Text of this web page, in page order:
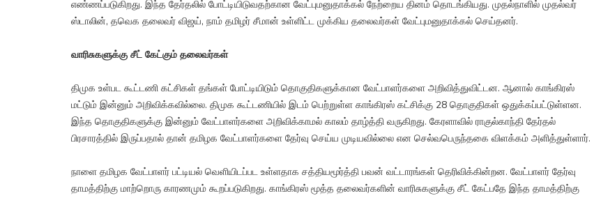
எண்ணப்படுகிறது. இந்த தேர்தலில் போட்டியிடுவதற்கான வேட்புமனுதாக்கல் நேற்றைய தினம் தொடங்கியது. முதல்நாளில் முதல்வர்
ஸ்டாலின், தவெக தலைவர் விஜய், நாம் தமிழர் சீமான் உள்ளிட்ட முக்கிய தலைவர்கள் வேட்புமனுதாக்கல் செய்தனர்.
வாரிசுகளுக்கு சீட் கேட்கும் தலைவர்கள்
திமுக உள்பட கூட்டணி கட்சிகள் தங்கள் போட்டியிடும் தொகுதிகளுக்கான வேட்பாளர்களை அறிவித்துவிட்டன. ஆனால் காங்கிரஸ்
மட்டும் இன்னும் அறிவிக்கவில்லை. திமுக கூட்டணியில் இடம் பெற்றுள்ள காங்கிரஸ் கட்சிக்கு 28 தொகுதிகள் ஒதுக்கப்பட்டுள்ளன.
இந்த தொகுதிகளுக்கு இன்னும் வேட்பாளர்களை அறிவிக்காமல் காலம் தாழ்த்தி வருகிறது. கேரளாவில் ராகுல்காந்தி தேர்தல்
பிரசாரத்தில் இருப்பதால் தான் தமிழக வேட்பாளர்களை தேர்வு செய்ய முடியவில்லை என செல்வபெருந்தகை விளக்கம் அளித்துள்ளார்.
நாளை தமிழக வேட்பாளர் பட்டியல் வெளியிடப்பட உள்ளதாக சத்தியமூர்த்தி பவன் வட்டாரங்கள் தெரிவிக்கின்றன. வேட்பாளர் தேர்வு
தாமத்திற்கு மாற்றொரு காரணமும் கூறப்படுகிறது. காங்கிரஸ் மூத்த தலைவர்களின் வாரிசுகளுக்கு சீட் கேட்பதே இந்த தாமத்திற்கு